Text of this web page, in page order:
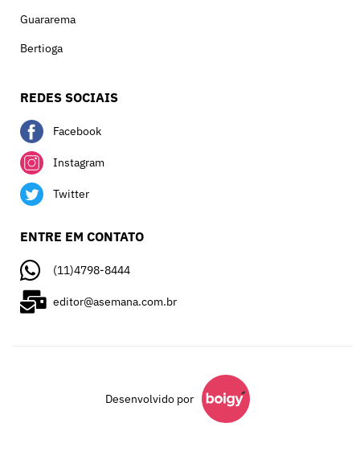
Guararema
Bertioga
REDES SOCIAIS
Facebook
Instagram
Twitter
ENTRE EM CONTATO
(11)4798-8444
editor@asemana.com.br
Desenvolvido por